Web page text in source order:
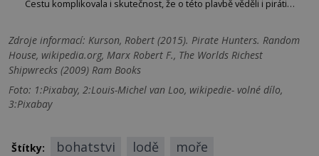
Cestu komplikovala i skutečnost, že o této plavbě věděli i piráti…
Zdroje informací: Kurson, Robert (2015). Pirate Hunters. Random
House, wikipedia.org, Marx Robert F., The Worlds Richest
Shipwrecks (2009) Ram Books
Foto: 1:Pixabay, 2:Louis-Michel van Loo, wikipedie- volné dílo,
3:Pixabay
Štítky: bohatstvi lodě moře